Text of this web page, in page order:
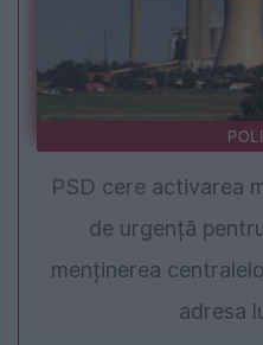
PSD cere activarea
de urgență
menținerea
adresa